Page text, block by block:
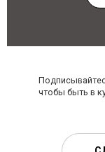
чтобы быть в